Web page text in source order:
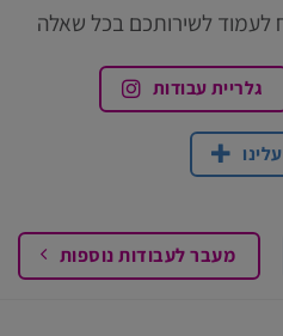
לעמוד לשירותכם בכל שאלה
גלריית עבודות
מעבר לעבודות נוספות